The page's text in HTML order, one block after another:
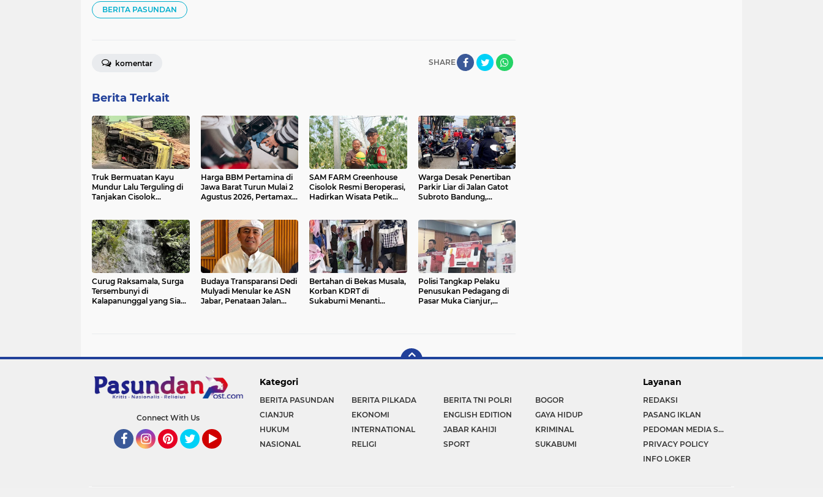
BERITA PASUNDAN
SHARE
komentar
Berita Terkait
Truk Bermuatan Kayu
Mundur Lalu Terguling di
Tanjakan Cisolok
Harga BBM Pertamina di
Jawa Barat Turun Mulai 2
Agustus 2026, Pertamax
SAM FARM Greenhouse
Cisolok Resmi Beroperasi,
Hadirkan Wisata Petik
Modern di Sukabumi
Warga Desak Penertiban
Parkir Liar di Jalan Gatot
Subroto Bandung,
Curug Raksamala, Surga
Tersembunyi di
Kalapanunggal yang Siap
Budaya Transparansi Dedi
Mulyadi Menular ke ASN
Jabar, Penataan Jalan
Bertahan di Bekas Musala,
Korban KDRT di
Sukabumi Menanti
Polisi Tangkap Pelaku
Penusukan Pedagang di
Pasar Muka Cianjur,
Connect With Us
Kategori
BERITA PASUNDAN BERITA PILKADA BERITA TNI POLRI
BOGOR
CIANJUR
EKONOMI ENGLISH EDITION
GAYA HIDUP
HUKUM
INTERNATIONAL JABAR KAHIJI
KRIMINAL
NASIONAL
RELIGI SPORT SUKABUMI
Layanan
REDAKSI
PASANG IKLAN
PEDOMAN MEDIA SIBER
PRIVACY POLICY
INFO LOKER